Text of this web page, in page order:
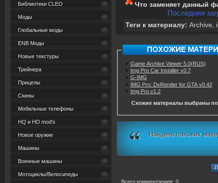
Библиотеки CLEO
Моды
Глобальные моды
ENB Моды
Новые текстуры
Трейнера
Прицелы
Скины
Мобильные телефоны
HQ и HD mod's
Новое оружие
Машины
Военные машины
Мотоциклы/Велосипеды
Что заменяет данный
Последняя
Теги к материалу: Archive
Game Archive Viewer 5.0(RUS)
Img Pro Car Installer v0.7
G-IMG
IMG Pro: DxRender for GTA v0.42
Img Pro v1.2
Схожие материалы выбраны по
Найдено похожих
Всего комментариев: 0